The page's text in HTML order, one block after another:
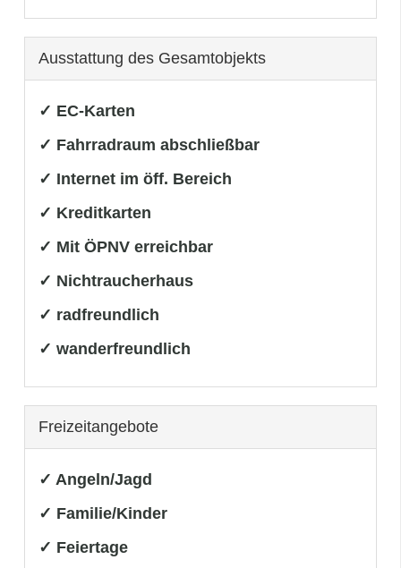
Ausstattung des Gesamtobjekts
✓ EC-Karten
✓ Fahrradraum abschließbar
✓ Internet im öff. Bereich
✓ Kreditkarten
✓ Mit ÖPNV erreichbar
✓ Nichtraucherhaus
✓ radfreundlich
✓ wanderfreundlich
Freizeitangebote
✓ Angeln/Jagd
✓ Familie/Kinder
✓ Feiertage